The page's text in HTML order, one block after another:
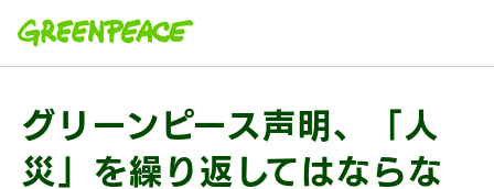
グリーンピース声明、「人
災」を繰り返してはならな